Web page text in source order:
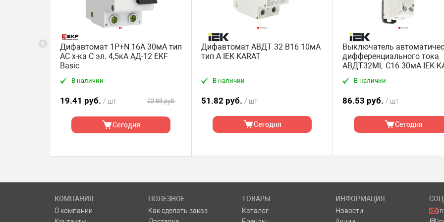
Дифавтомат 1P+N 16А 30мА тип
АС х-ка C эл. 4,5кА АД-12 EKF
Basic
В наличии
19.41 руб. / шт 22.83 руб.
Сегодня
Дифавтомат АВДТ 32 B16 10мА
тип A IEK KARAT
В наличии
51.82 руб. / шт
Сегодня
Выключатель
дифференциального тока
АВДТ32МL C16
В наличии
86.53 руб. / шт
Сегодня
КОМПАНИЯ
О компании
ПОЛЕЗНОЕ
Как сделать заказ
ТОВАРЫ
Каталог
ИНФОРМАЦИЯ
Новости